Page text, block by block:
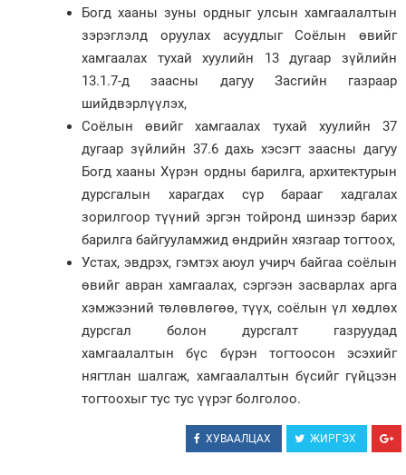
Богд хааны зуны ордныг улсын хамгаалалтын
зэрэглэлд оруулах асуудлыг Соёлын өвийг
хамгаалах тухай хуулийн 13 дугаар зүйлийн
13.1.7-д заасны дагуу Засгийн газраар
шийдвэрлүүлэх,
Соёлын өвийг хамгаалах тухай хуулийн 37
дугаар зүйлийн 37.6 дахь хэсэгт заасны дагуу
Богд хааны Хүрэн ордны барилга, архитектурын
дурсгалын харагдах сүр барааг хадгалах
зорилгоор түүний эргэн тойронд шинээр барих
барилга байгууламжид өндрийн хязгаар тогтоох,
Устах, эвдрэх, гэмтэх аюул учирч байгаа соёлын
өвийг авран хамгаалах, сэргээн засварлах арга
хэмжээний төлөвлөгөө, түүх, соёлын үл хөдлөх
дурсгал болон дурсгалт газруудад
хамгаалалтын бүс бүрэн тогтоосон эсэхийг
нягтлан шалгаж, хамгаалалтын бүсийг гүйцээн
тогтоохыг тус тус үүрэг болголоо.
ХУВААЛЦАХ ЖИРГЭХ